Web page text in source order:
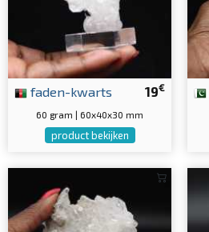
19€
faden-kwarts
60 gram | 60x40x30 mm
product bekijken